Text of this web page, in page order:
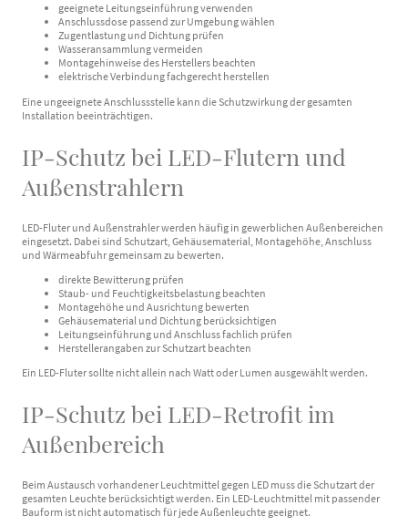
geeignete Leitungseinführung verwenden
Anschlussdose passend zur Umgebung wählen
Zugentlastung und Dichtung prüfen
Wasseransammlung vermeiden
Montagehinweise des Herstellers beachten
elektrische Verbindung fachgerecht herstellen
Eine ungeeignete Anschlussstelle kann die Schutzwirkung der gesamten
Installation beeinträchtigen.
IP-Schutz bei LED-Flutern und
Außenstrahlern
LED-Fluter und Außenstrahler werden häufig in gewerblichen Außenbereichen
eingesetzt. Dabei sind Schutzart, Gehäusematerial, Montagehöhe, Anschluss
und Wärmeabfuhr gemeinsam zu bewerten.
direkte Bewitterung prüfen
Staub- und Feuchtigkeitsbelastung beachten
Montagehöhe und Ausrichtung bewerten
Gehäusematerial und Dichtung berücksichtigen
Leitungseinführung und Anschluss fachlich prüfen
Herstellerangaben zur Schutzart beachten
Ein LED-Fluter sollte nicht allein nach Watt oder Lumen ausgewählt werden.
IP-Schutz bei LED-Retrofit im
Außenbereich
Beim Austausch vorhandener Leuchtmittel gegen LED muss die Schutzart der
gesamten Leuchte berücksichtigt werden. Ein LED-Leuchtmittel mit passender
Bauform ist nicht automatisch für jede Außenleuchte geeignet.